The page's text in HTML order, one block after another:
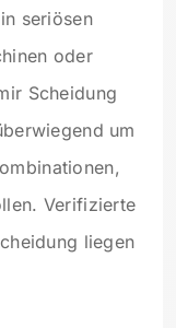
seriösen
oder
Scheidung
um
Verifizierte
liegen